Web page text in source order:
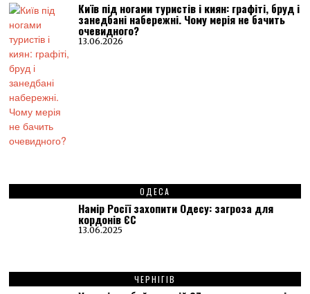
Київ під ногами туристів і киян: графіті, бруд і
занедбані набережні. Чому мерія не бачить
очевидного?
13.06.2026
ОДЕСА
Намір Росії захопити Одесу: загроза для
кордонів ЄС
13.06.2025
ЧЕРНІГІВ